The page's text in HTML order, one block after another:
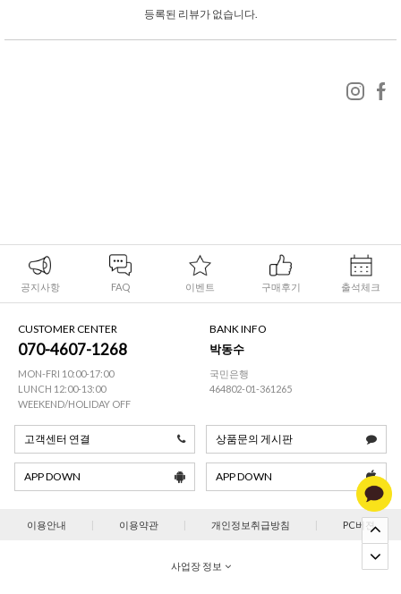
등록된 리뷰가 없습니다.
공지사항 FAQ 이벤트 구매후기 출석체크
CUSTOMER CENTER
070-4607-1268
MON-FRI 10:00-17:00
LUNCH 12:00-13:00
WEEKEND/HOLIDAY OFF
BANK INFO
박동수
국민은행
464802-01-361265
고객센터 연결 상품문의 게시판
APP DOWN APP DOWN
이용안내 이용약관 개인정보취급방침 PC버젼
사업장 정보